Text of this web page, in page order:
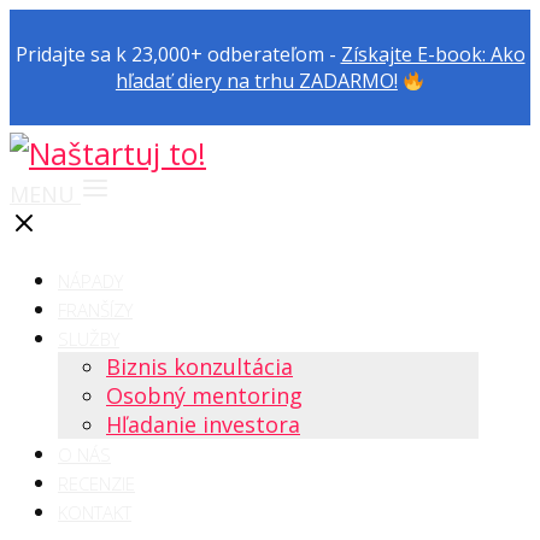
Pridajte sa k 23,000+ odberateľom - Získajte E-book: Ako
hľadať diery na trhu ZADARMO!
Biznis konzultácia
Osobný mentoring
Hľadanie investora